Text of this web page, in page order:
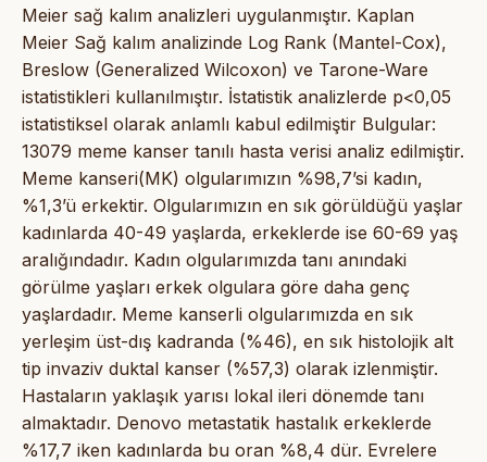
Meier sağ kalım analizleri uygulanmıştır. Kaplan
Meier Sağ kalım analizinde Log Rank (Mantel-Cox),
Breslow (Generalized Wilcoxon) ve Tarone-Ware
istatistikleri kullanılmıştır. İstatistik analizlerde p<0,05
istatistiksel olarak anlamlı kabul edilmiştir Bulgular:
13079 meme kanser tanılı hasta verisi analiz edilmiştir.
Meme kanseri(MK) olgularımızın %98,7’si kadın,
%1,3’ü erkektir. Olgularımızın en sık görüldüğü yaşlar
kadınlarda 40-49 yaşlarda, erkeklerde ise 60-69 yaş
aralığındadır. Kadın olgularımızda tanı anındaki
görülme yaşları erkek olgulara göre daha genç
yaşlardadır. Meme kanserli olgularımızda en sık
yerleşim üst-dış kadranda (%46), en sık histolojik alt
tip invaziv duktal kanser (%57,3) olarak izlenmiştir.
Hastaların yaklaşık yarısı lokal ileri dönemde tanı
almaktadır. Denovo metastatik hastalık erkeklerde
%17,7 iken kadınlarda bu oran %8,4 dür. Evrelere